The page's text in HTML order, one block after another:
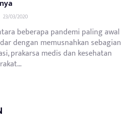
23/03/2020
beberapa pandemi paling awal
dengan memusnahkan sebagian
prakarsa medis dan kesehatan